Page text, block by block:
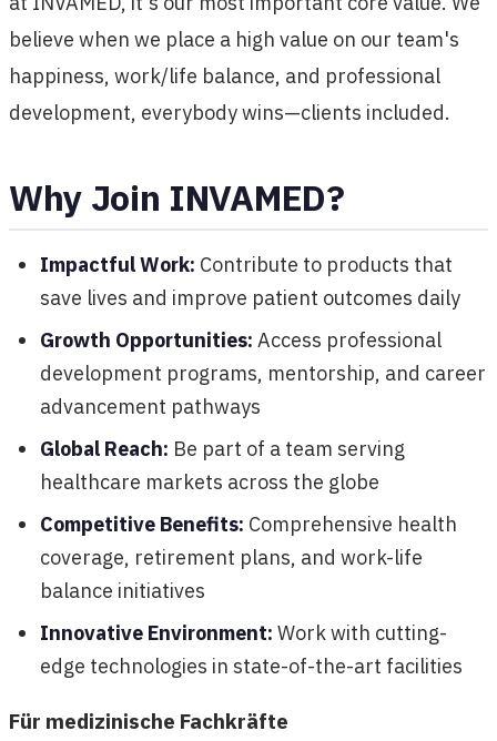
believe when we place a high value on our team's
happiness, work/life balance, and professional
development, everybody wins—clients included.
Why Join INVAMED?
Impactful Work: Contribute to products that
save lives and improve patient outcomes daily
Growth Opportunities: Access professional
development programs, mentorship, and career
advancement pathways
Global Reach: Be part of a team serving
healthcare markets across the globe
Competitive Benefits: Comprehensive health
coverage, retirement plans, and work-life
balance initiatives
Innovative Environment: Work with cutting-
edge technologies in state-of-the-art facilities
Für medizinische Fachkräfte